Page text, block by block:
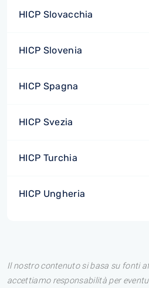
HICP Slovacchia
HICP Slovenia
HICP Spagna
HICP Svezia
HICP Turchia
HICP Ungheria
Il nostro contenuto si basa su fonti
accettiamo responsabilità per